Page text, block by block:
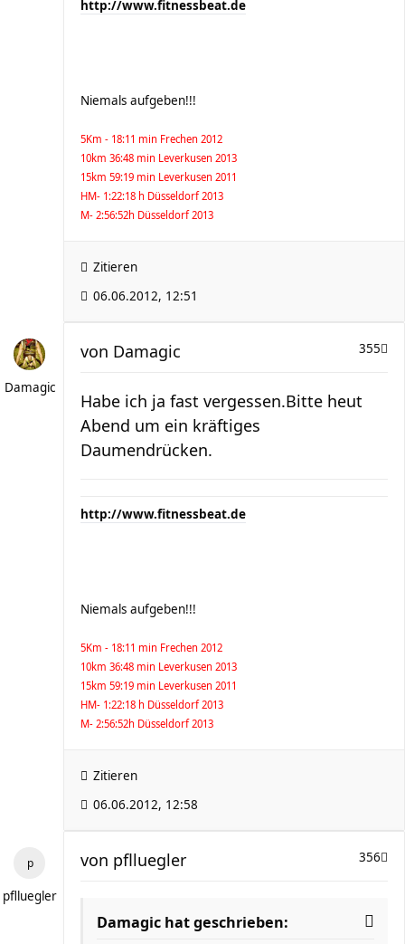
http://www.fitnessbeat.de
Niemals aufgeben!!!
5Km - 18:11 min Frechen 2012
10km 36:48 min Leverkusen 2013
15km 59:19 min Leverkusen 2011
HM- 1:22:18 h Düsseldorf 2013
M- 2:56:52h Düsseldorf 2013
Zitieren
06.06.2012, 12:51
Damagic
355
von Damagic
Habe ich ja fast vergessen.Bitte heut
Abend um ein kräftiges
Daumendrücken.
http://www.fitnessbeat.de
Niemals aufgeben!!!
5Km - 18:11 min Frechen 2012
10km 36:48 min Leverkusen 2013
15km 59:19 min Leverkusen 2011
HM- 1:22:18 h Düsseldorf 2013
M- 2:56:52h Düsseldorf 2013
Zitieren
06.06.2012, 12:58
pflluegler
356
von pflluegler
Damagic hat geschrieben: